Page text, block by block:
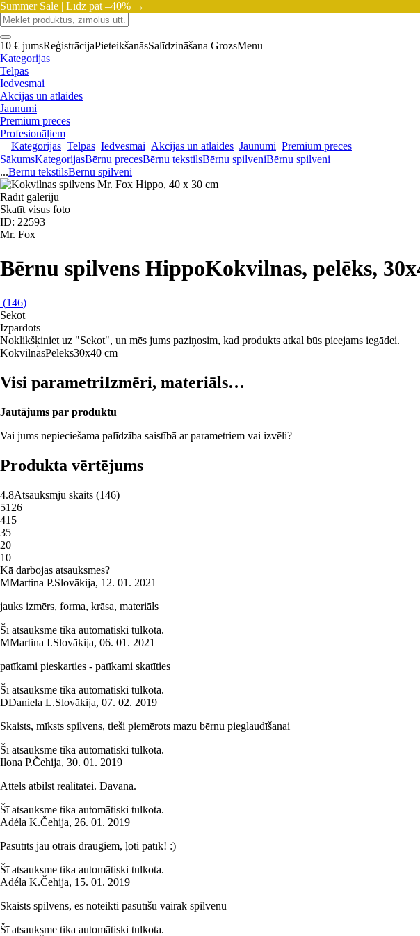
Summer Sale | Līdz pat –40% →
10 € jumsReģistrācijaPieteikšanāsSalīdzināšana GrozsMenu
Kategorijas
Telpas
Iedvesmai
Akcijas un atlaides
Jaunumi
Premium preces
Profesionāļiem
Kategorijas Telpas Iedvesmai Akcijas un atlaides Jaunumi Premium preces
SākumsKategorijasBērnu precesBērnu tekstilsBērnu spilveniBērnu spilveni
...Bērnu tekstilsBērnu spilveni
Rādīt galeriju
Skatīt visus foto
ID: 22593
Mr. Fox
Bērnu spilvens HippoKokvilnas, pelēks,
(146)
Sekot
Izpārdots
Noklikšķiniet uz "Sekot", un mēs jums paziņosim, kad produkts atkal būs pieejams iegādei.
KokvilnasPelēks30x40 cm
Visi parametriIzmēri, materiāls…
Jautājums par produktu
Vai jums nepieciešama palīdzība saistībā ar parametriem vai izvēli?
Produkta vērtējums
4.8Atsauksmju skaits (146)
5126
415
35
20
10
Kā darbojas atsauksmes?
MMartina P.Slovākija, 12. 01. 2021
jauks izmērs, forma, krāsa, materiāls
Šī atsauksme tika automātiski tulkota.
MMartina I.Slovākija, 06. 01. 2021
patīkami pieskarties - patīkami skatīties
Šī atsauksme tika automātiski tulkota.
DDaniela L.Slovākija, 07. 02. 2019
Skaists, mīksts spilvens, tieši piemērots mazu bērnu pieglaudīšanai
Šī atsauksme tika automātiski tulkota.
Ilona P.Čehija, 30. 01. 2019
Attēls atbilst realitātei. Dāvana.
Šī atsauksme tika automātiski tulkota.
Adéla K.Čehija, 26. 01. 2019
Pasūtīts jau otrais draugiem, ļoti patīk! :)
Šī atsauksme tika automātiski tulkota.
Adéla K.Čehija, 15. 01. 2019
Skaists spilvens, es noteikti pasūtīšu vairāk spilvenu
Šī atsauksme tika automātiski tulkota.